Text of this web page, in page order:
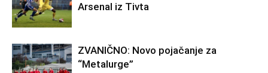
Arsenal iz Tivta
ZVANIČNO: Novo pojačanje za
“Metalurge”